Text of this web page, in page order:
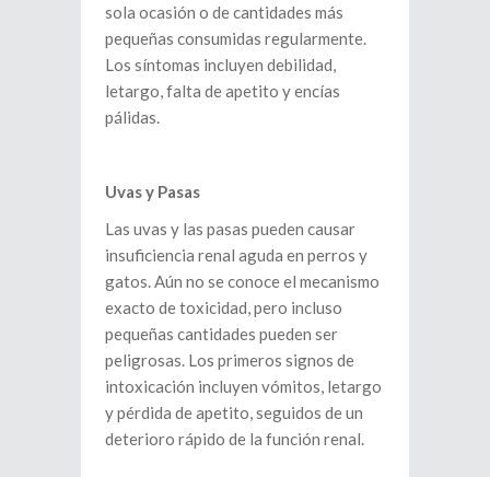
sola ocasión o de cantidades más
pequeñas consumidas regularmente.
Los síntomas incluyen debilidad,
letargo, falta de apetito y encías
pálidas.
Uvas y Pasas
Las uvas y las pasas pueden causar
insuficiencia renal aguda en perros y
gatos. Aún no se conoce el mecanismo
exacto de toxicidad, pero incluso
pequeñas cantidades pueden ser
peligrosas. Los primeros signos de
intoxicación incluyen vómitos, letargo
y pérdida de apetito, seguidos de un
deterioro rápido de la función renal.